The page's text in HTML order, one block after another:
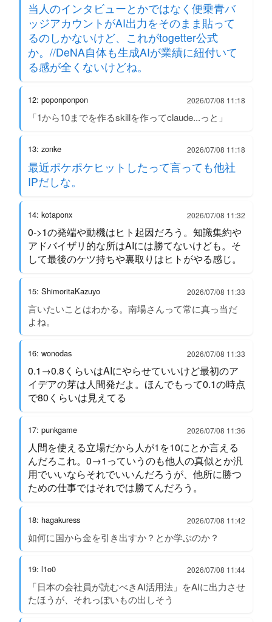
当人のインタビューとかではなく便乗青バ
ッジアカウントがAI出力をそのまま貼って
るのしかないけど、これがtogetter公式
か。//DeNA自体も生成AIが業績に紐付いて
る感が全くないけどね。
12: poponponpon 2026/07/08 11:18
「1から10までを作るskillを作ってclaude...っと」
13: zonke 2026/07/08 11:18
最近ポケポケヒットしたって言っても他社
IPだしな。
14: kotaponx 2026/07/08 11:32
0->1の発端や動機はヒト起因だろう。知識集約や
アドバイザリ的な所はAIには勝てないけども。そ
して最後のケツ持ちや裏取りはヒトがやる感じ。
15: ShimoritaKazuyo 2026/07/08 11:33
言いたいことはわかる。南場さんって常に真っ当だ
よね。
16: wonodas 2026/07/08 11:33
0.1→0.8くらいはAIにやらせていいけど最初のア
イデアの芽は人間発だよ。ほんでもって0.1の時点
で80くらいは見えてる
17: punkgame 2026/07/08 11:36
人間を使える立場だから人が1を10にとか言える
んだろこれ。0→1っていうのも他人の真似とか汎
用でいいならそれでいいんだろうが、他所に勝つ
ための仕事ではそれでは勝てんだろう。
18: hagakuress 2026/07/08 11:42
如何に国から金を引き出すか？とか学ぶのか？
19: l1o0 2026/07/08 11:44
「日本の会社員が読むべきAI活用法」をAIに出力させ
たほうが、それっぽいもの出しそう